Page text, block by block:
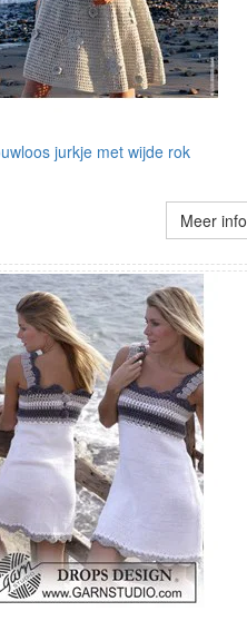
jurkje met wijde rok
Meer info